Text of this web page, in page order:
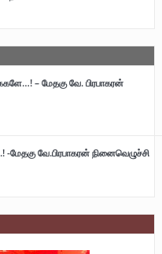
– மேதகு வே. பிரபாகரன்
மேதகு வே.பிரபாகரன் நினைவெழுச்சி